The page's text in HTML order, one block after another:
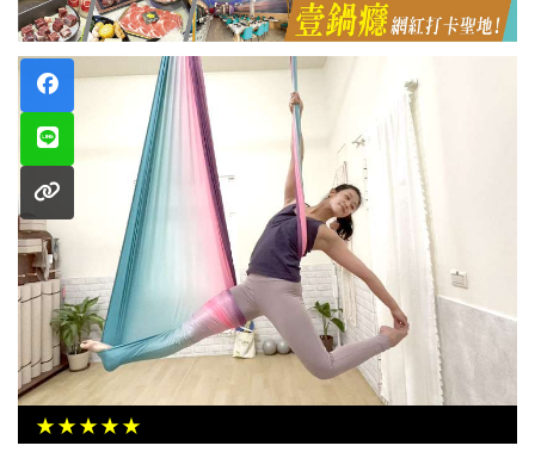
文
教
樂
活
居
生
活
★★★★★